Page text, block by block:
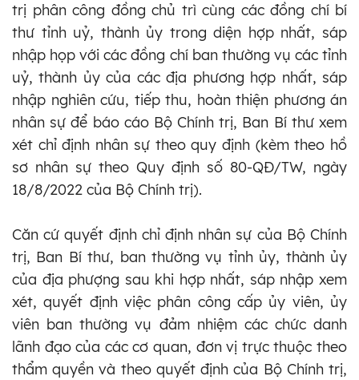
trị phân công đồng chủ trì cùng các đồng chí bí
thư tỉnh uỷ, thành ủy trong diện hợp nhất, sáp
nhập họp với các đồng chí ban thường vụ các tỉnh
uỷ, thành ủy của các địa phương hợp nhất, sáp
nhập nghiên cứu, tiếp thu, hoàn thiện phương án
nhân sự để báo cáo Bộ Chính trị, Ban Bí thư xem
xét chỉ định nhân sự theo quy định (kèm theo hồ
sơ nhân sự theo Quy định số 80-QĐ/TW, ngày
18/8/2022 của Bộ Chính trị).
Căn cứ quyết định chỉ định nhân sự của Bộ Chính
trị, Ban Bí thư, ban thường vụ tỉnh ủy, thành ủy
của địa phượng sau khi hợp nhất, sáp nhập xem
xét, quyết định việc phân công cấp ủy viên, ủy
viên ban thường vụ đảm nhiệm các chức danh
lãnh đạo của các cơ quan, đơn vị trực thuộc theo
thẩm quyền và theo quyết định của Bộ Chính trị,